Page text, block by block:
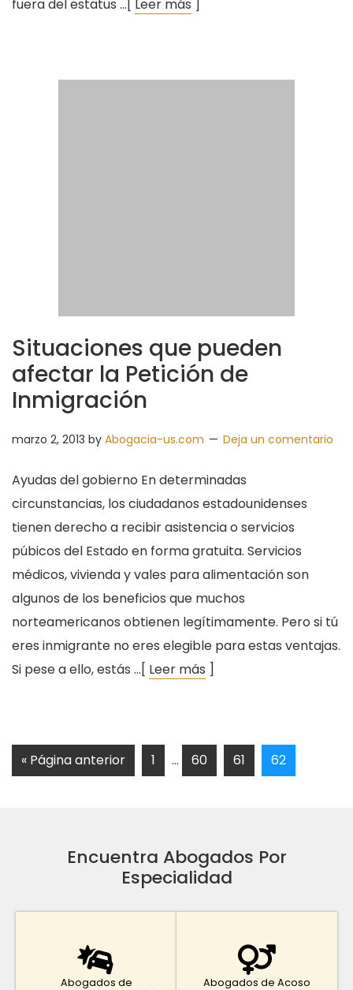
fuera del estatus …[ Leer más ]
Situaciones que pueden
afectar la Petición de
Inmigración
marzo 2, 2013 by Abogacia-us.com Deja un comentario
Ayudas del gobierno En determinadas
circunstancias, los ciudadanos estadounidenses
tienen derecho a recibir asistencia o servicios
púbicos del Estado en forma gratuita. Servicios
médicos, vivienda y vales para alimentación son
algunos de los beneficios que muchos
norteamericanos obtienen legítimamente. Pero si tú
eres inmigrante no eres elegible para estas ventajas.
Si pese a ello, estás …[ Leer más ]
« Página anterior 1 … 60 61 62
Encuentra Abogados Por
Especialidad
Abogados de
Abogados de Acoso